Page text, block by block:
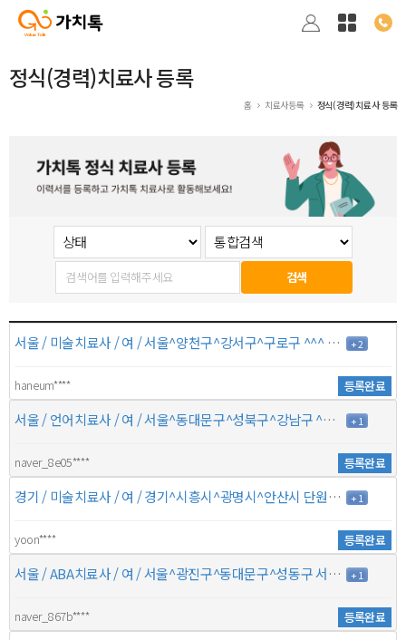
정식(경력)치료사 등록
홈 치료사등록 정식(경력)치료사 등록
검색
서울 / 미술치료사 / 여 / 서울^양천구^강서구^구로구 ^^^ / 5년 / 7만원 + 2
haneum**** 등록완료
서울 / 언어치료사 / 여 / 서울^동대문구^성북구^강남구 ^^^ / 5년 / 10만원 + 1
naver_8e05**** 등록완료
경기 / 미술치료사 / 여 / 경기^시흥시^광명시^안산시 단원구 경기^안산시 상록구^부천시 소사구^부천시 원미구 / 10년 / 6만원 + 1
yoon**** 등록완료
서울 / ABA치료사 / 여 / 서울^광진구^동대문구^성동구 서울^강동구^송파구^중구 / 6년 / 9만원 + 1
naver_867b**** 등록완료